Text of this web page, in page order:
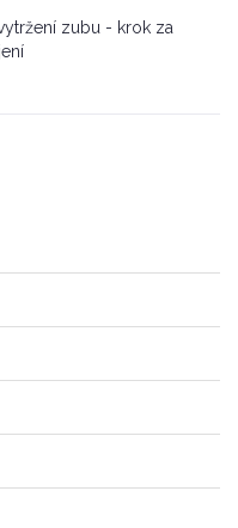
zubu - krok za